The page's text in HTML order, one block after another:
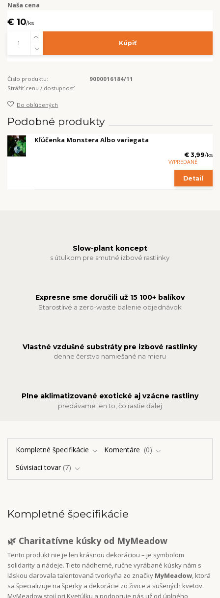
Naša cena
€ 10/ks
Kúpiť
Číslo produktu:
9000016184/11
Strážiť cenu / dostupnosť
Do obľúbených
Podobné produkty
Kľúčenka Monstera Albo variegata
€ 3,99/ks
VYPREDANÉ
Detail
Slow-plant koncept
s útulkom pre smutné izbové rastlinky
Expresne sme doručili už 15 100+ balíkov
Starostlivé a zero-waste balenie objednávok
Vlastné vzdušné substráty pre izbové rastlinky
denne čerstvo namiešané na mieru
Plne aklimatizované exotické aj vzácne rastliny
predávame len to, čo rastie ďalej
Kompletné špecifikácie Komentáre
0
Súvisiaci tovar 7
Kompletné špecifikácie
🌿 Charitatívne kúsky od MyMeadow
Tento produkt nie je len krásnou dekoráciou – je symbolom
solidarity a nádeje. Tieto nádherné, ručne vyrábané kúsky nám s
láskou darovala talentovaná tvorkyňa zo značky MyMeadow, ktorá
sa špecializuje na šperky a dekorácie zo živice a sušených kvetov.
MyMeadow stojí pri Kvetúlku a podporuje nás už od úplného